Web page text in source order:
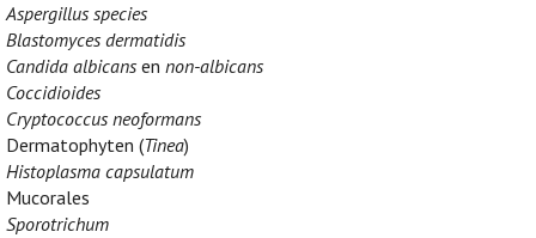
Aspergillus species
Blastomyces dermatidis
Candida albicans en non-albicans
Coccidioides
Cryptococcus neoformans
Dermatophyten (Tinea)
Histoplasma capsulatum
Mucorales
Sporotrichum